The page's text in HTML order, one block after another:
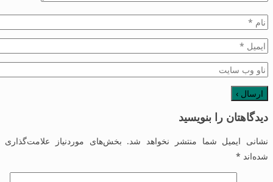
دیدگاهتان را بنویسید
نشانی ایمیل شما منتشر نخواهد شد. بخش‌های موردنیاز علامت‌گذاری
شده‌اند *